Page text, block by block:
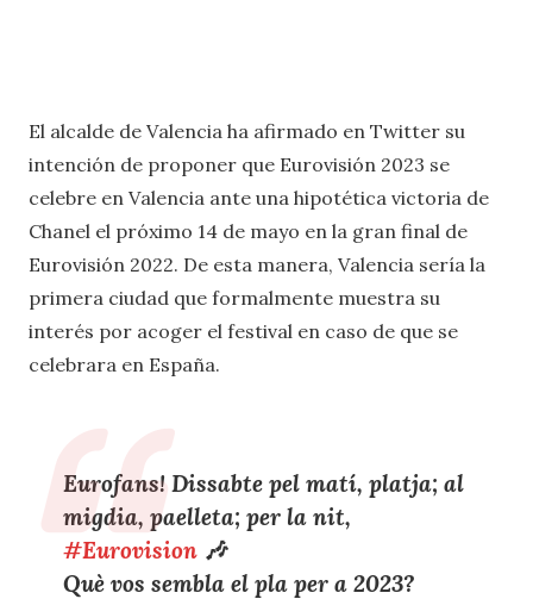
El alcalde de Valencia ha afirmado en Twitter su
intención de proponer que Eurovisión 2023 se
celebre en Valencia ante una hipotética victoria de
Chanel el próximo 14 de mayo en la gran final de
Eurovisión 2022. De esta manera, Valencia sería la
primera ciudad que formalmente muestra su
interés por acoger el festival en caso de que se
celebrara en España.
Eurofans! Dissabte pel matí, platja; al
migdia, paelleta; per la nit,
#Eurovision🎶
Què vos sembla el pla per a 2023?